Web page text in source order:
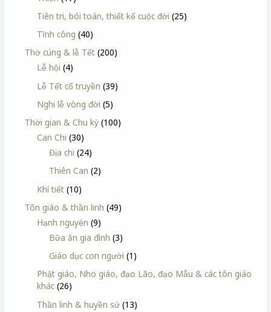
Tiên tri, bói toán, thiết kế cuộc đời (25)
Tĩnh công (40)
Thờ cúng & lễ Tết (200)
Lễ hội (4)
Lễ Tết cổ truyền (39)
Nghi lễ vòng đời (5)
Thời gian & Chu kỳ (100)
Can Chi (30)
Địa chi (24)
Thiên Can (2)
Khí tiết (10)
Tôn giáo & thần linh (49)
Hạnh nguyện (9)
Bữa ăn gia đình (3)
Giáo dục con người (1)
Phật giáo, Nho giáo, đạo Lão, đạo Mẫu & các tôn giáo
khác (26)
Thần linh & huyền sử (13)